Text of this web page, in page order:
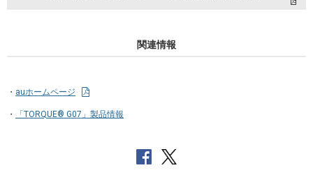
関連情報
auホームページ
「TORQUE® G07」製品情報